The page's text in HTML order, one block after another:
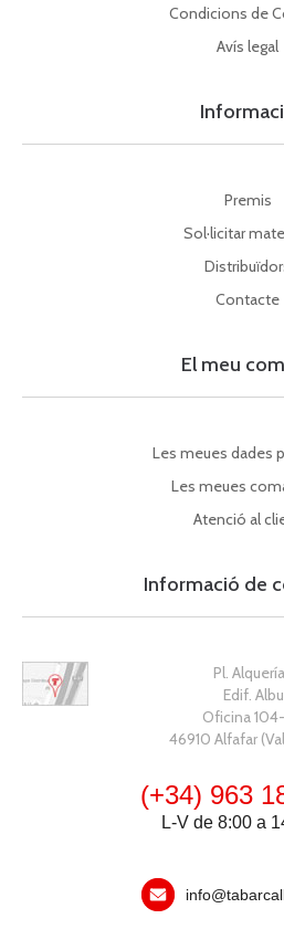
Condicions de
Avís legal
Premis
Sol·licitar
Contacte
El meu
Les meues dades
Les meues
Atenció al
Informació de
Pl.
Edif.
Oficina
46910 Alfafar
(+34) 963
L-V de 8:00 a